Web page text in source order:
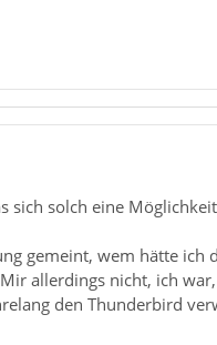
sich solch eine
gemeint, wem hätte ich
allerdings nicht, ich
den Thunderbird